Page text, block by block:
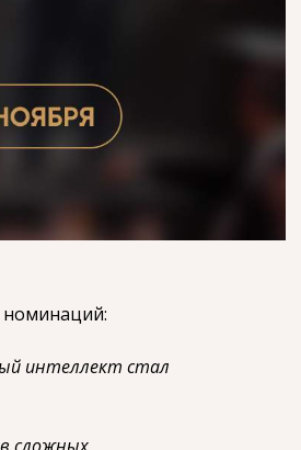
номинаций:
интеллект стал